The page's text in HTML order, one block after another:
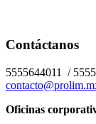
Contáctanos
5555644011 /
Oficinas